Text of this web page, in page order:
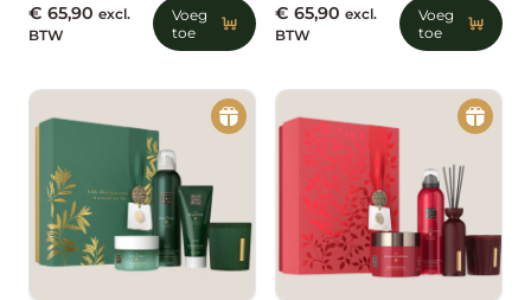
Voeg
toe
€ 65,90 excl.
BTW
Voeg
toe
€ 65,90 excl.
BTW